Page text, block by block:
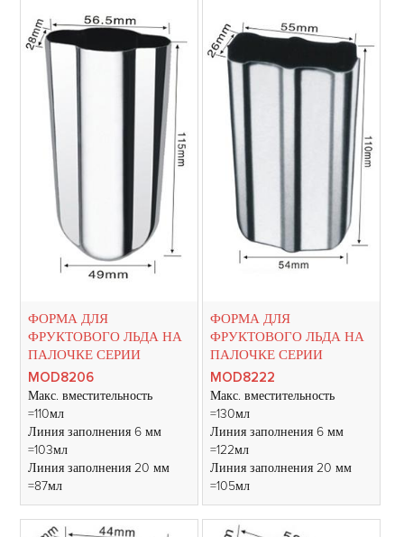
ФОРМА ДЛЯ
ФРУКТОВОГО ЛЬДА НА
ПАЛОЧКЕ СЕРИИ
MOD8206
Макс. вместительность
=110мл
Линия заполнения 6 мм
=103мл
Линия заполнения 20 мм
=87мл
ФОРМА ДЛЯ
ФРУКТОВОГО ЛЬДА НА
ПАЛОЧКЕ СЕРИИ
MOD8222
Макс. вместительность
=130мл
Линия заполнения 6 мм
=122мл
Линия заполнения 20 мм
=105мл